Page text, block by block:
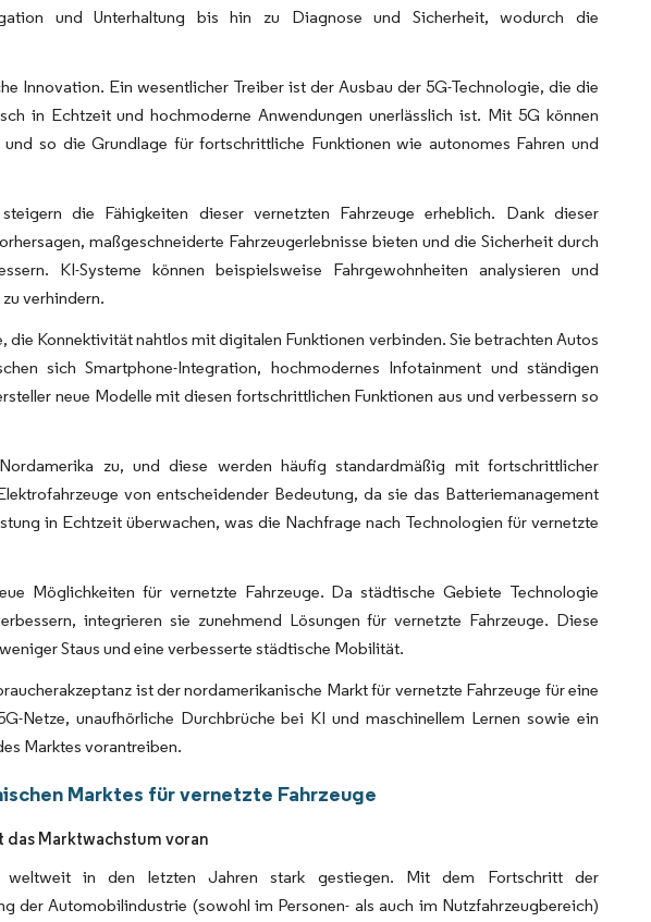
und Unterhaltung bis hin zu Diagnose und Sicherheit, wodurch die
Innovation. Ein wesentlicher Treiber ist der Ausbau der 5G-Technologie, die die
in Echtzeit und hochmoderne Anwendungen unerlässlich ist. Mit 5G können
so die Grundlage für fortschrittliche Funktionen wie autonomes Fahren und
die Fähigkeiten dieser vernetzten Fahrzeuge erheblich. Dank dieser
maßgeschneiderte Fahrzeugerlebnisse bieten und die Sicherheit durch
KI-Systeme können beispielsweise Fahrgewohnheiten analysieren und
verhindern.
die Konnektivität nahtlos mit digitalen Funktionen verbinden. Sie betrachten Autos
sich Smartphone-Integration, hochmodernes Infotainment und ständigen
neue Modelle mit diesen fortschrittlichen Funktionen aus und verbessern so
zu, und diese werden häufig standardmäßig mit fortschrittlicher
von entscheidender Bedeutung, da sie das Batteriemanagement
in Echtzeit überwachen, was die Nachfrage nach Technologien für vernetzte
Möglichkeiten für vernetzte Fahrzeuge. Da städtische Gebiete Technologie
integrieren sie zunehmend Lösungen für vernetzte Fahrzeuge. Diese
Staus und eine verbesserte städtische Mobilität.
ist der nordamerikanische Markt für vernetzte Fahrzeuge für eine
Netze, unaufhörliche Durchbrüche bei KI und maschinellem Lernen sowie ein
Marktes vorantreiben.
Marktes für vernetzte Fahrzeuge
Marktwachstum voran
in den letzten Jahren stark gestiegen. Mit dem Fortschritt der
der Automobilindustrie (sowohl im Personen- als auch im Nutzfahrzeugbereich)